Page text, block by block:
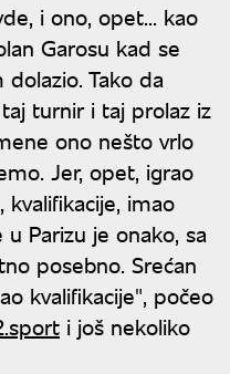
i ono, opet... kao
Garosu kad se
Tako da
turnir i taj prolaz iz
ono nešto vrlo
Jer, opet, igrao
imao
Parizu je onako, sa
posebno. Srećan
kvalifikacije", počeo
i još nekoliko